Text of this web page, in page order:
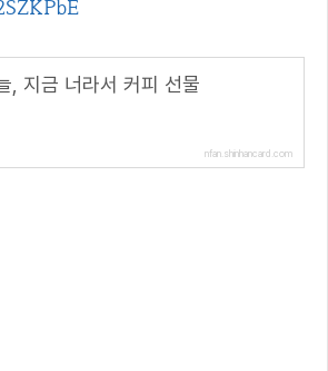
, 지금 너라서 커피 선물
nfan.shinhancard.com